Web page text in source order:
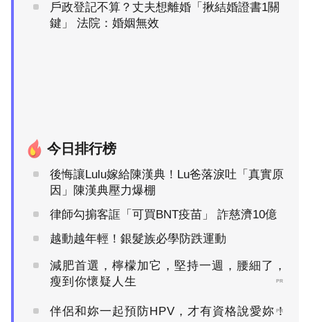
戶政登記不算？丈夫想離婚「揪結婚證書1關
鍵」 法院：婚姻無效
今日排行榜
後悔讓Lulu嫁給陳漢典！Lu爸落淚吐「真實原
因」陳漢典壓力爆棚
律師勾掮客誆「可買BNT疫苗」 詐慈濟10億
越動越年輕！銀髮族必學防跌運動
減肥首選，檸檬加它，堅持一週，腰細了，
瘦到你懷疑人生
PR
伴侶和妳一起預防HPV，才有資格說愛妳！
PR